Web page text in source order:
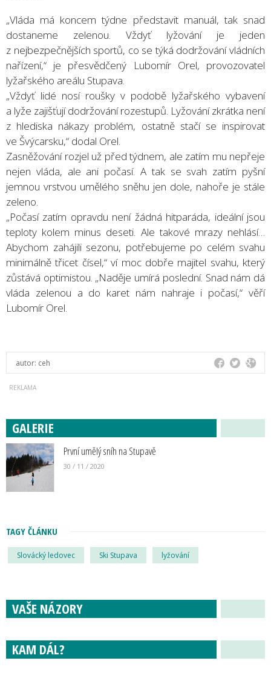
„Vláda má koncem týdne představit manuál, tak snad
dostaneme zelenou. Vždyť lyžování je jeden
z nejbezpečnějších sportů, co se týká dodržování vládních
nařízení,“ je přesvědčený Lubomír Orel, provozovatel
lyžařského areálu Stupava.
„Vždyť lidé nosí roušky v podobě lyžařského vybavení
a lyže zajišťují dodržování rozestupů. Lyžování zkrátka není
z hlediska nákazy problém, ostatně stačí se inspirovat
ve Švýcarsku,“ dodal Orel.
Zasněžování rozjel už před týdnem, ale zatím mu nepřeje
nejen vláda, ale ani počasí. A tak se svah zatím pyšní
jemnou vrstvou umělého sněhu jen dole, nahoře je stále
zeleno.
„Počasí zatím opravdu není žádná hitparáda, ideální jsou
teploty kolem minus deseti. Ale takové mrazy nehlásí…
Abychom zahájili sezonu, potřebujeme po celém svahu
minimálně třicet čísel,“ ví moc dobře majitel svahu, který
zůstává optimistou. „Naděje umírá poslední. Snad nám dá
vláda zelenou a do karet nám nahraje i počasí,“ věří
Lubomír Orel.
autor: ceh
GALERIE
První umělý sníh na Stupavě
30 / 11 / 2020
TAGY ČLÁNKU
Slovácký ledovec Ski Stupava lyžování
VAŠE NÁZORY
KAM DÁL?